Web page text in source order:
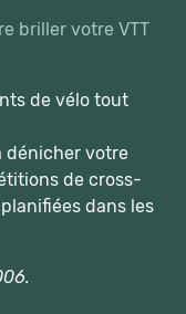
briller votre VTT
de vélo tout
dénicher votre
de cross-
dans les